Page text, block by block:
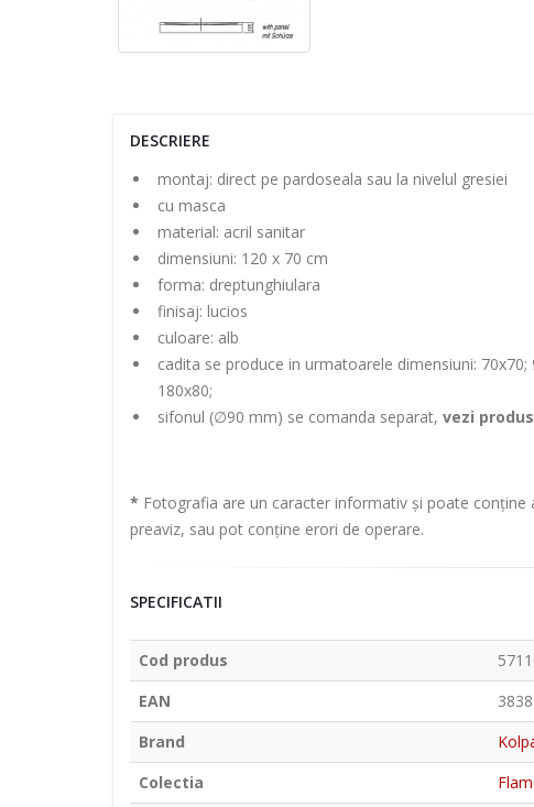
DESCRIERE
montaj: direct pe pardoseala sau la nivelul gresiei
cu masca
material: acril sanitar
dimensiuni: 120 x 70 cm
forma: dreptunghiulara
finisaj: lucios
culoare: alb
cadita se produce in urmatoarele dimensiuni: 70x70;
180x80;
sifonul (∅90 mm) se comanda separat, vezi
* Fotografia are un caracter informativ și poate
preaviz, sau pot conține erori de operare.
SPECIFICATII
Cod produs
EAN
Brand
Colectia